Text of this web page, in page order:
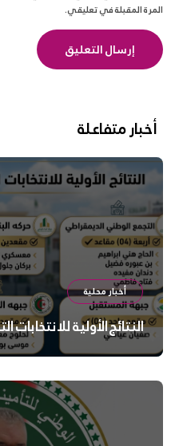
المرة المقبلة في تعليقي.
أخبار متفاعلة
أخبار محلية
النتائج الأولية